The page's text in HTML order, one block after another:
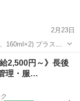
2月23日
160ml×2) プラスチ
くするゴム製のカバ
プラスチック...
乳瓶
2,500円～》長後
理・服…